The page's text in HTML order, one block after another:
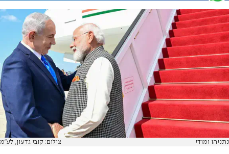
נתניהו ומודי צילום: קובי גדעון, לע"מ